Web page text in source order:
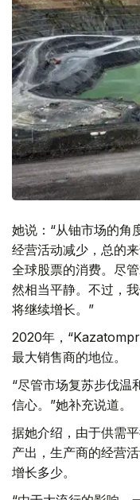
她说：“从铀市场的角
经营活动减少，总的
全球股票的消费。尽
然相当平静。不过，
将继续增长。”
2020年，
最大销售商的地位。
“尽管市场复苏步伐温
信心。”她补充说道。
据她介绍，由于供需
产出，生产商的经营
增长多少。